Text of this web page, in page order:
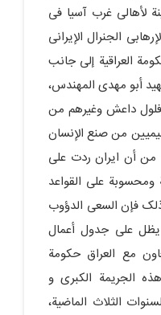
لأهالی غرب آسیا فی
الجنرال الإیرانی
العراقیة إلى جانب
أبو مهدی المهندس،
داعش وغیرهم من
من صنع الإنسان
من أن ایران ردت على
ومحسوبة على القواعد
فإن السعی الدؤوب
یظل على جدول أعمال
مع العراق حکومة
الجریمة الکبرى و
الثلاث الماضیة،